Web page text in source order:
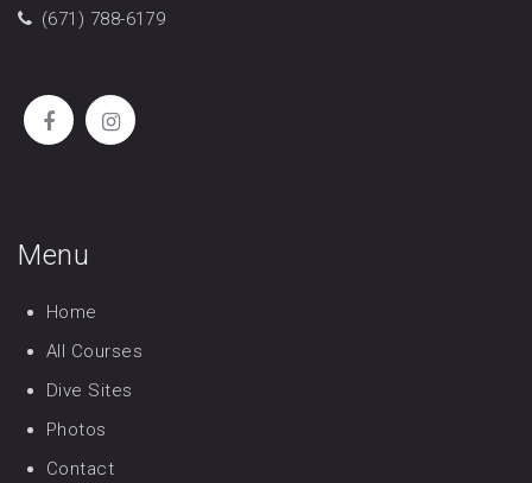
(671) 788-6179
Menu
Home
All Courses
Dive Sites
Photos
Contact